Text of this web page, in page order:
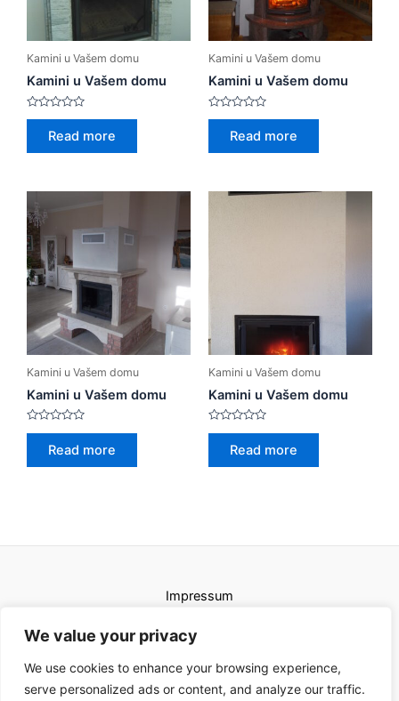
We value your privacy
We use cookies to enhance your browsing experience,
serve personalized ads or content, and analyze our traffic.
Kamini u Vašem domu
Kamini u Vašem domu
Rated
Read more
Kamini u Vašem domu
Kamini u Vašem domu
Rated
Read more
Kamini u Vašem domu
Kamini u Vašem domu
Rated
Read more
Kamini u Vašem domu
Kamini u Vašem domu
Rated
Read more
Impressum